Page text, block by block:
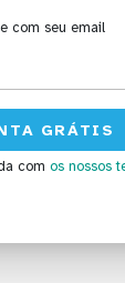
com seu email
com os nossos